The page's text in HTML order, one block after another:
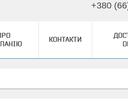
+380
КОНТАКТИ